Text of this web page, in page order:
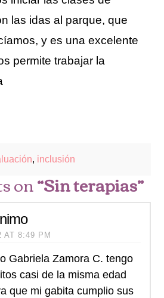
las idas al parque, que
y es una excelente
permite trabajar la
, inclusión
on“Sin terapias”
AT 8:49 PM
Gabriela Zamora C. tengo
casi de la misma edad
que mi gabita cumplio sus